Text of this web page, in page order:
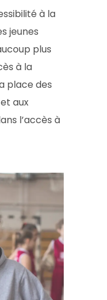
à la
jeunes
plus
à la
place des
aux
l’accès à